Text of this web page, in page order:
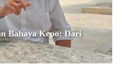
Bahaya Kepo: Dari